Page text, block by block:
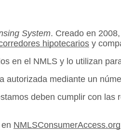
System. Creado en
hipotecarios y
en el NMLS y lo utilizan
autorizada mediante un
deben cumplir con
NMLSConsumerAccess.org